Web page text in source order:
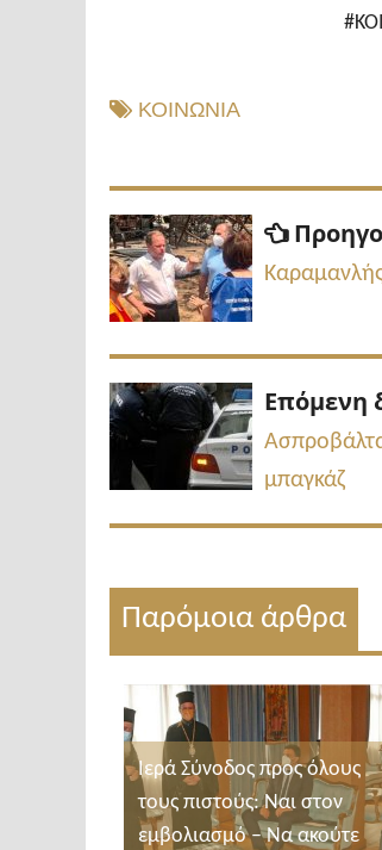
ΚΟΙΝΩΝΙΑ
Πλοήγηση
άρθρων
Επόμενη
μπαγκάζ
Παρόμοια άρθρα
Ιερά Σύνοδος προς όλους
τους πιστούς: Ναι στον
εμβολιασμό – Να ακούτε